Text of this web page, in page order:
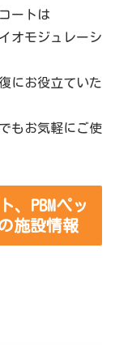
ートは
オモジュレーシ
にお役立ていた
もお気軽にご使
、PBMペッ
施設情報